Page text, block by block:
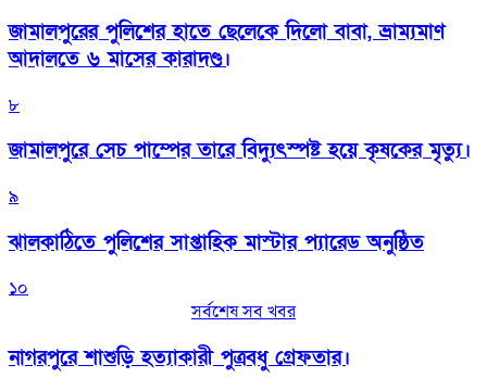
জামালপুরের পুলিশের হাতে ছেলেকে দিলো বাবা, ভ্রাম্যমাণ
আদালতে ৬ মাসের কারাদণ্ড।
৮
জামালপুরে সেচ পাম্পের তারে বিদ্যুৎস্পষ্ট হয়ে কৃষকের মৃত্যু।
৯
‎ঝালকাঠিতে পুলিশের সাপ্তাহিক মাস্টার প্যারেড অনুষ্ঠিত
১০
সর্বশেষ সব খবর
নাগরপুরে শাশুড়ি হত্যাকারী পুত্রবধু গ্রেফতার।